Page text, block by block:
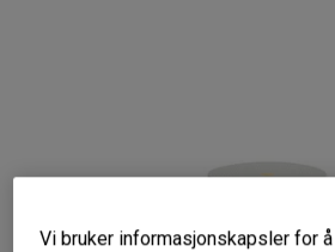
Vi bruker informasjonskapsler for